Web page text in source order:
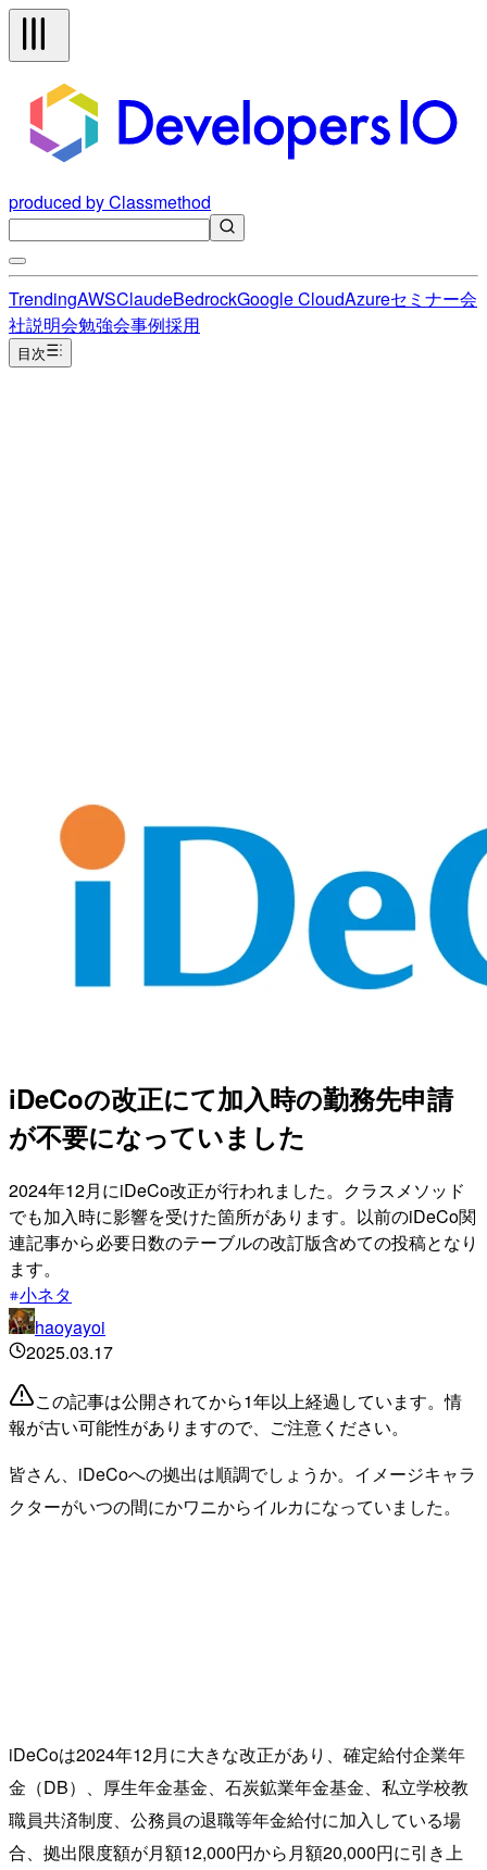
produced by Classmethod
TrendingAWSClaudeBedrockGoogle CloudAzureセミナー会
社説明会勉強会事例採用
目次
iDeCoの改正にて加入時の勤務先申請
が不要になっていました
2024年12月にiDeCo改正が行われました。クラスメソッド
でも加入時に影響を受けた箇所があります。以前のiDeCo関
連記事から必要日数のテーブルの改訂版含めての投稿となり
ます。
小ネタ
haoyayoi
2025.03.17
この記事は公開されてから1年以上経過しています。情
報が古い可能性がありますので、ご注意ください。
皆さん、iDeCoへの拠出は順調でしょうか。イメージキャラ
クターがいつの間にかワニからイルカになっていました。
iDeCoは2024年12月に大きな改正があり、確定給付企業年
金（DB）、厚生年金基金、石炭鉱業年金基金、私立学校教
職員共済制度、公務員の退職等年金給付に加入している場
合、拠出限度額が月額12,000円から月額20,000円に引き上